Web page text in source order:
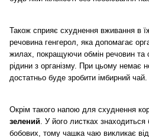
Також сприяє схуднення вживання в
речовина генгерол, яка допомагає
жилах, покращуючи обмін речовин та
рідини з організму. При цьому немає
достатньо буде зробити імбирний чай.
Окрім такого напою для схуднення
зелений. У його листках знаходиться
бобових, тому чашка чаю викликає